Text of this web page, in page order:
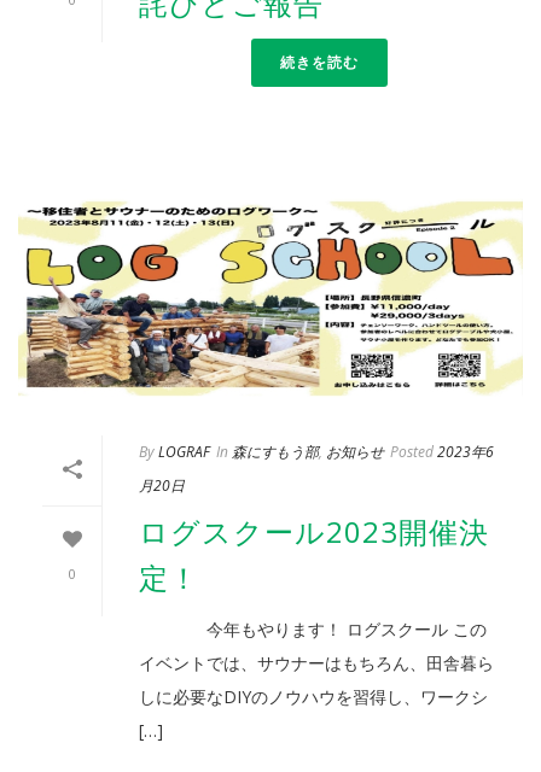
続きを読む
0
ByLOGRAF In 森にすもう部, お知らせ Posted2023年6
月20日
ログスクール2023開催決
定！
今年もやります！ ログスクール この
イベントでは、サウナーはもちろん、田舎暮ら
しに必要なDIYのノウハウを習得し、ワークシ
[…]